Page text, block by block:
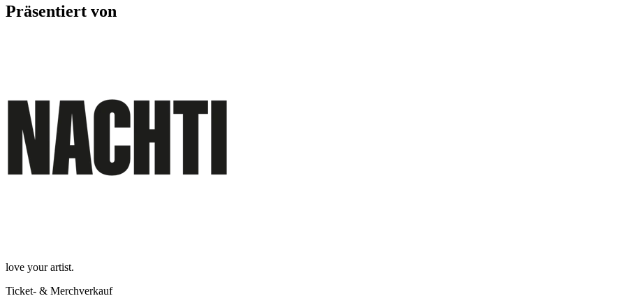
Präsentiert von
love your artist.
Ticket- & Merchverkauf